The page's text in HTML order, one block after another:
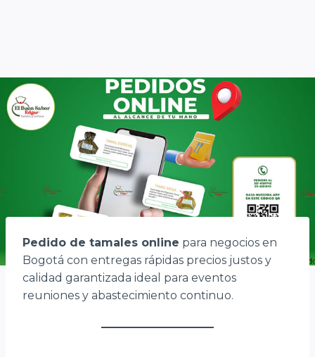
Pedido de tamales online para negocios en
Bogotá con entregas rápidas precios justos y
calidad garantizada ideal para eventos
reuniones y abastecimiento continuo.